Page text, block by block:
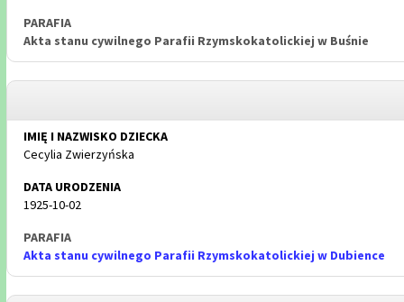
Akta stanu cywilnego Parafii Rzymskokatolickiej w Buśnie
Cecylia Zwierzyńska
1925-10-02
Akta stanu cywilnego Parafii Rzymskokatolickiej w Dubience